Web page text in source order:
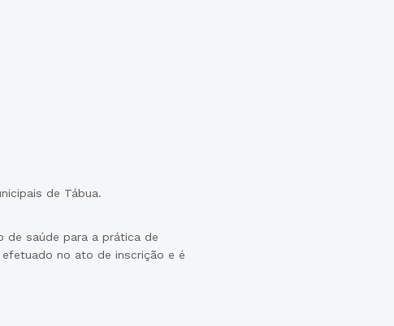
de Tábua.
de saúde para a prática de
no ato de inscrição e é